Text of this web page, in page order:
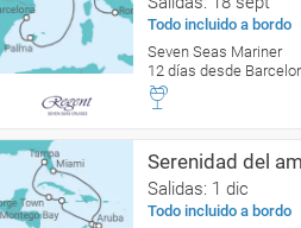
Todo incluido a bordo
Seven Seas Mariner
12 días desde
Serenidad del
Salidas: 1 dic
Todo incluido a bordo